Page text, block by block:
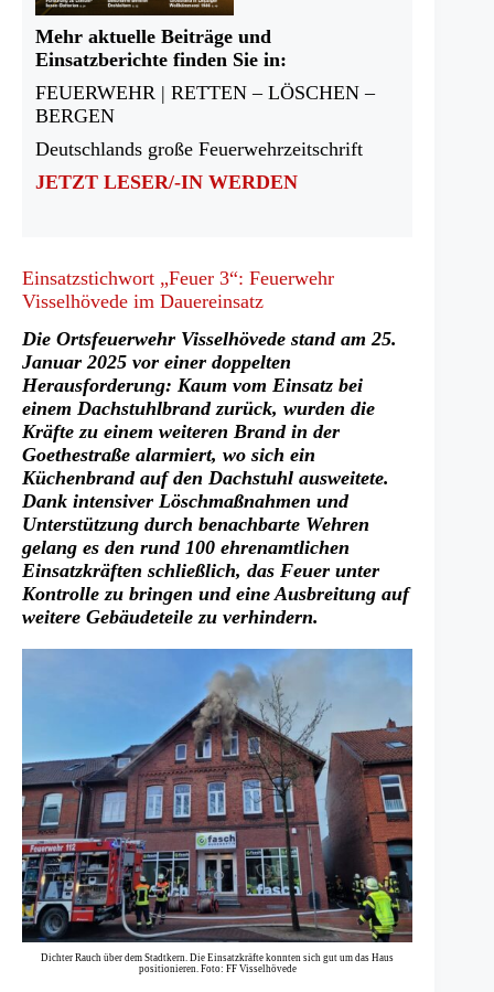
Mehr aktuelle Beiträge und
Einsatzberichte finden Sie in:
FEUERWEHR | RETTEN – LÖSCHEN –
BERGEN
Deutschlands große Feuerwehrzeitschrift
JETZT LESER/-IN WERDEN
Einsatzstichwort „Feuer 3“: Feuerwehr
Visselhövede im Dauereinsatz
Die Ortsfeuerwehr Visselhövede stand am 25.
Januar 2025 vor einer doppelten
Herausforderung: Kaum vom Einsatz bei
einem Dachstuhlbrand zurück, wurden die
Kräfte zu einem weiteren Brand in der
Goethestraße alarmiert, wo sich ein
Küchenbrand auf den Dachstuhl ausweitete.
Dank intensiver Löschmaßnahmen und
Unterstützung durch benachbarte Wehren
gelang es den rund 100 ehrenamtlichen
Einsatzkräften schließlich, das Feuer unter
Kontrolle zu bringen und eine Ausbreitung auf
weitere Gebäudeteile zu verhindern.
Dichter Rauch über dem Stadtkern. Die Einsatzkräfte konnten sich gut um das Haus
positionieren. Foto: FF Visselhövede